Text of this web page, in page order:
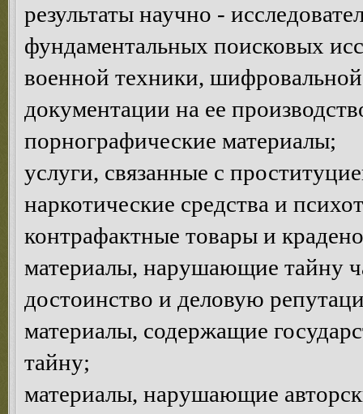
результаты научно -
фундаментальных поисковых
военной техники,
документации на ее
порнографические материалы;
услуги, связанные с
наркотические средства и
контрафактные товары и
материалы, нарушающие тайну
достоинство и деловую
материалы, содержащие
тайну;
материалы, нарушающие